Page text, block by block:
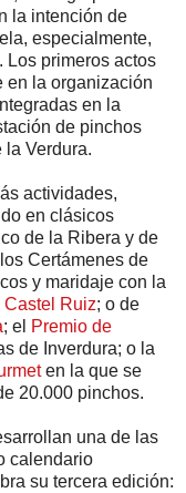
la intención de
especialmente,
Los primeros actos
en la organización
en la
de pinchos
la Verdura.
actividades,
en clásicos
de la Ribera y de
Certámenes de
y maridaje con la
Castel Ruiz; o de
; el Premio de
de Inverdura; o la
en la que se
20.000 pinchos.
una de las
calendario
su tercera edición: